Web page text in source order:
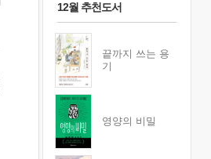
12월 추천도서
끝까지 쓰는 용
기
영양의 비밀